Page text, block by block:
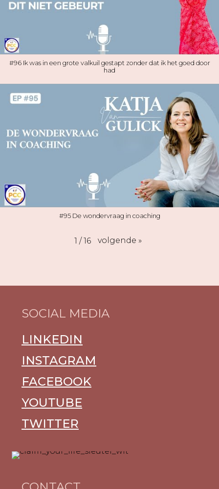
#96 Ik was in een grote valkuil gestapt zonder dat ik het goed door
had
#95 De wondervraag in coaching
1 / 16 volgende »
SOCIAL MEDIA
LINKEDIN
INSTAGRAM
FACEBOOK
YOUTUBE
TWITTER